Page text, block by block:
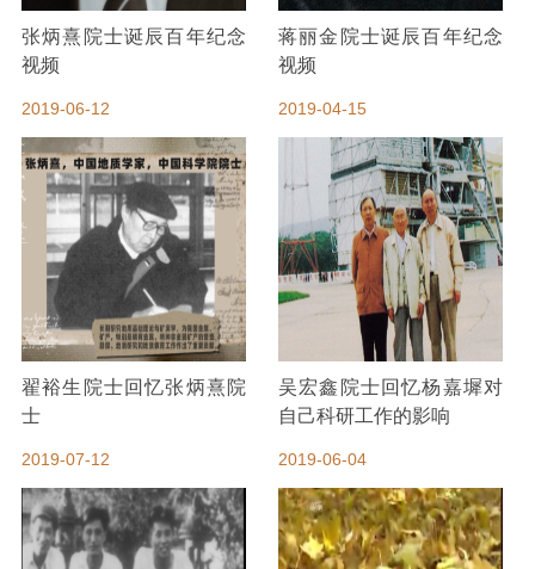
张炳熹院士诞辰百年纪念
视频
2019-06-12
蒋丽金院士诞辰百年纪念
视频
2019-04-15
翟裕生院士回忆张炳熹院
士
2019-07-12
吴宏鑫院士回忆杨嘉墀对
自己科研工作的影响
2019-06-04